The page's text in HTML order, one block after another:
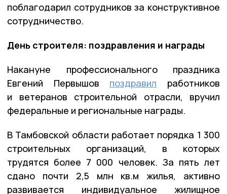
поблагодарил сотрудников за конструктивное
сотрудничество.
День строителя: поздравления и награды
Накануне профессионального праздника
Евгений Первышов поздравил работников
и ветеранов строительной отрасли, вручил
федеральные и региональные награды.
В Тамбовской области работает порядка 1 300
строительных организаций, в которых
трудятся более 7 000 человек. За пять лет
сдано почти 2,5 млн кв.м жилья, активно
развивается индивидуальное жилищное